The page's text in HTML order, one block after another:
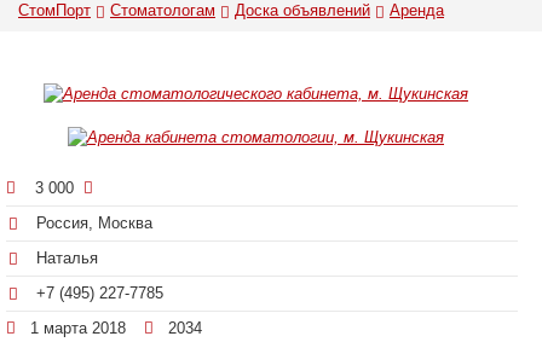
СтомПорт Стоматологам Доска объявлений Аренда
3 000
Россия, Москва
Наталья
+7 (495) 227-7785
1 марта 2018
2034